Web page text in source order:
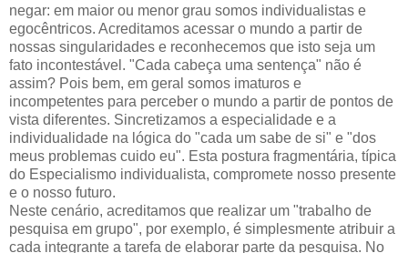
negar: em maior ou menor grau somos individualistas e
egocêntricos. Acreditamos acessar o mundo a partir de
nossas singularidades e reconhecemos que isto seja um
fato incontestável. "Cada cabeça uma sentença" não é
assim? Pois bem, em geral somos imaturos e
incompetentes para perceber o mundo a partir de pontos de
vista diferentes. Sincretizamos a especialidade e a
individualidade na lógica do "cada um sabe de si" e "dos
meus problemas cuido eu". Esta postura fragmentária, típica
do Especialismo individualista, compromete nosso presente
e o nosso futuro.
Neste cenário, acreditamos que realizar um "trabalho de
pesquisa em grupo", por exemplo, é simplesmente atribuir a
cada integrante a tarefa de elaborar parte da pesquisa. No